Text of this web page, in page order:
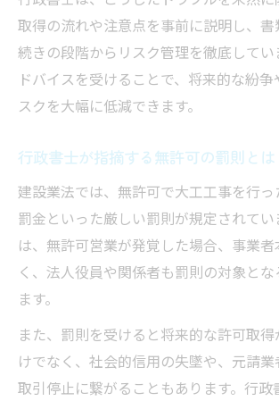
取得の流れや注意点を事前に説明し、
続きの段階からリスク管理を徹底してい
ドバイスを受けることで、将来的な紛
スクを大幅に低減できます。
行政書士が指摘する無許可の罰則とは
建設業法では、無許可で大工工事を行
罰金といった厳しい罰則が規定されてい
は、無許可営業が発覚した場合、事業
く、法人役員や関係者も罰則の対象とな
ます。
また、罰則を受けると将来的な許可取
けでなく、社会的信用の失墜や、元請
取引停止に繋がることもあります。行政